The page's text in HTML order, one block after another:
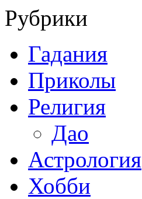
Рубрики
Гадания
Приколы
Религия
Дао
Астрология
Хобби